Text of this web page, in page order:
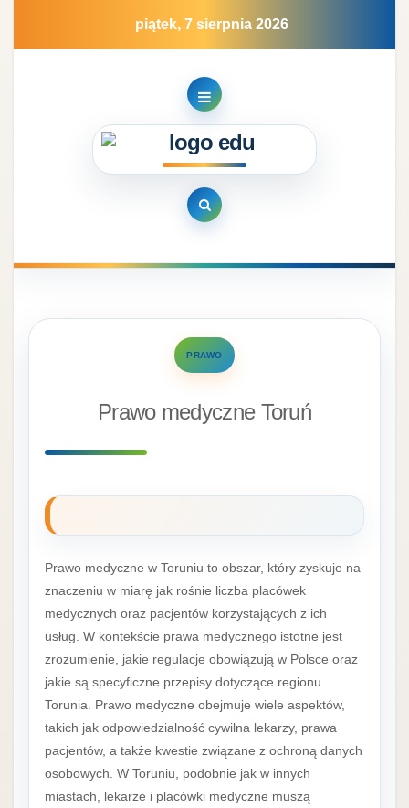
piątek, 7 sierpnia 2026
PRAWO
Prawo medyczne Toruń
Prawo medyczne w Toruniu to obszar, który zyskuje na
znaczeniu w miarę jak rośnie liczba placówek
medycznych oraz pacjentów korzystających z ich
usług. W kontekście prawa medycznego istotne jest
zrozumienie, jakie regulacje obowiązują w Polsce oraz
jakie są specyficzne przepisy dotyczące regionu
Torunia. Prawo medyczne obejmuje wiele aspektów,
takich jak odpowiedzialność cywilna lekarzy, prawa
pacjentów, a także kwestie związane z ochroną danych
osobowych. W Toruniu, podobnie jak w innych
miastach, lekarze i placówki medyczne muszą